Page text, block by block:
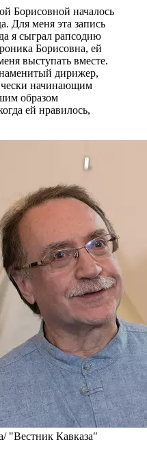
Борисовной началось
Для меня эта запись
я сыграл рапсодию
Борисовна, ей
выступать вместе.
дирижер,
начинающим
образом
ей нравилось,
"Вестник Кавказа"